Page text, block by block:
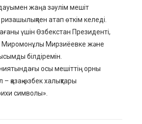
жаңа зәулім мешіт
атап өткім келеді.
үшін Өзбекстан Президенті,
Миромонұлы Мирзиёевке және
білдіремін.
осы мешіттің орны
қазақ-өзбек халықтары
символы».